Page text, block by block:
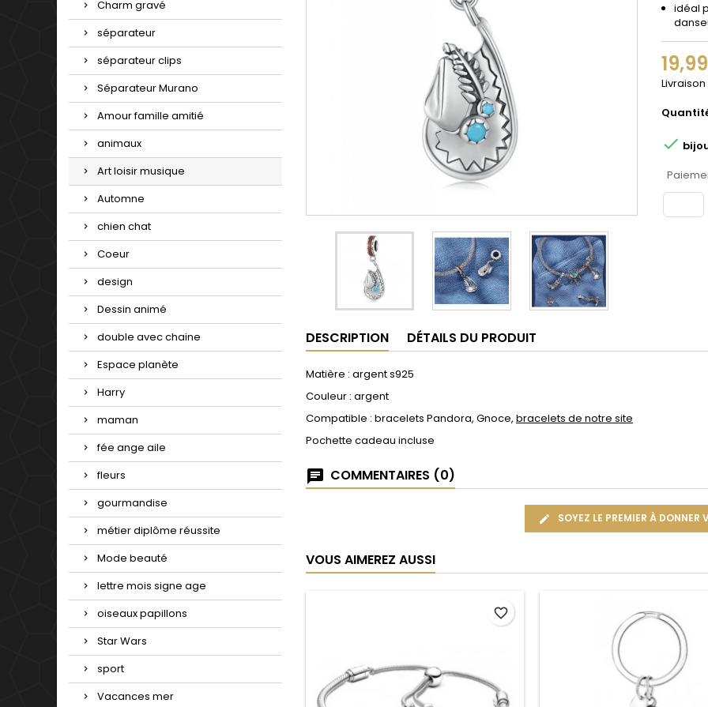
Charm gravé
séparateur
séparateur clips
Séparateur Murano
Amour famille amitié
animaux
Art loisir musique
Automne
chien chat
Coeur
design
Dessin animé
double avec chaine
Espace planète
Harry
maman
fée ange aile
fleurs
gourmandise
métier diplôme réussite
Mode beauté
lettre mois signe age
oiseaux papillons
Star Wars
sport
Vacances mer
idéal

DESCRIPTION DÉTAILS DU PRODUIT
Matière : argent s925
Couleur : argent
Compatible : bracelets Pandora, Gnoce, bracelets de notre site
Pochette cadeau incluse
COMMENTAIRES (0)
SOYEZ LE PREMIER À DONNER
VOUS AIMEREZ AUSSI
favorite_border